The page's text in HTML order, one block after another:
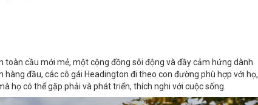
cầu mới mẻ, một cộng đồng sôi động và đầy cảm hứng dành
đầu, các cô gái Headington đi theo con đường phù hợp với họ,
họ có thể gặp phải và phát triển, thích nghi với cuộc sống.